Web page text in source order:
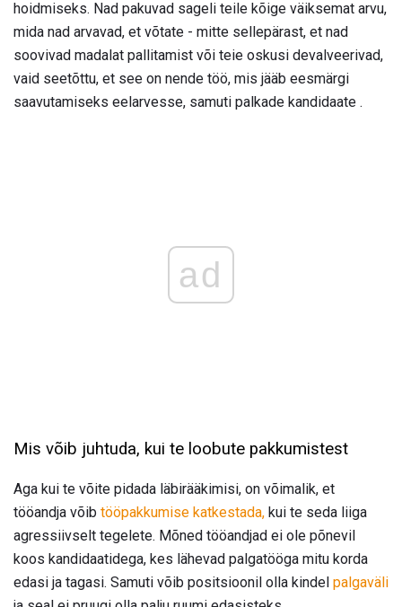
hoidmiseks. Nad pakuvad sageli teile kõige väiksemat arvu,
mida nad arvavad, et võtate - mitte sellepärast, et nad
soovivad madalat pallitamist või teie oskusi devalveerivad,
vaid seetõttu, et see on nende töö, mis jääb eesmärgi
saavutamiseks eelarvesse, samuti palkade kandidaate .
ad
Mis võib juhtuda, kui te loobute pakkumistest
Aga kui te võite pidada läbirääkimisi, on võimalik, et
tööandja võib tööpakkumise katkestada, kui te seda liiga
agressiivselt tegelete. Mõned tööandjad ei ole põnevil
koos kandidaatidega, kes lähevad palgatööga mitu korda
edasi ja tagasi. Samuti võib positsioonil olla kindel palgaväli